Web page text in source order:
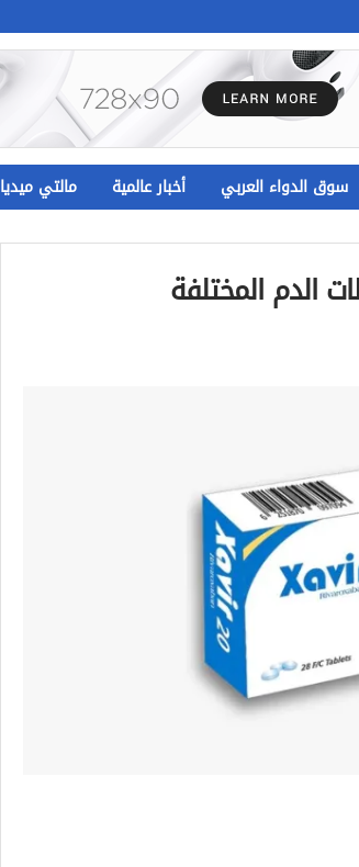
سوق الدواء العربي أخبار عالمية مالتي ميديا